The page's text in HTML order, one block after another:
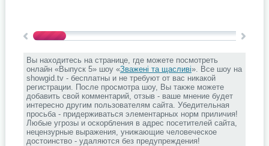
Вы находитесь на странице, где можете посмотреть
онлайн «Выпуск 5» шоу «Зважені та щасливі». Все шоу на
showgid.tv - бесплатны и не требуют от вас никакой
регистрации. После просмотра шоу, Вы также можете
добавить свой комментарий, отзыв - ваше мнение будет
интересно другим пользователям сайта. Убедительная
просьба - придерживаться элементарных норм приличия!
Любые угрозы и оскорбления в адрес посетителей сайта,
нецензурные выражения, унижающие человеческое
достоинство - удаляются без предупреждения!